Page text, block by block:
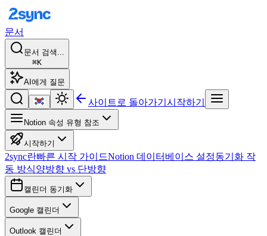
문서
문서 검색...
⌘K
AI에게 질문
사이트로 돌아가기 시작하기
Notion 속성 유형 참조
시작하기
2sync란빠른 시작 가이드Notion 데이터베이스 설정동기화 작
동 방식양방향 vs 단방향
캘린더 동기화
Google 캘린더
Outlook 캘린더